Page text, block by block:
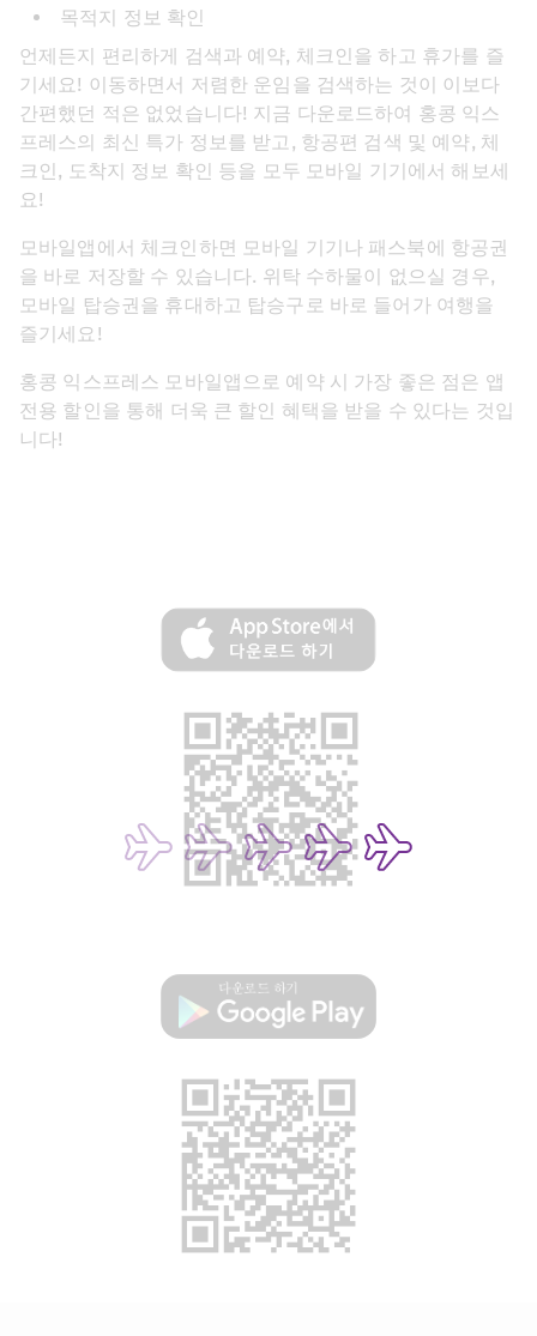
목적지 정보 확인
언제든지 편리하게 검색과 예약, 체크인을 하고 휴가를 즐
기세요! 이동하면서 저렴한 운임을 검색하는 것이 이보다
간편했던 적은 없었습니다! 지금 다운로드하여 홍콩 익스
프레스의 최신 특가 정보를 받고, 항공편 검색 및 예약, 체
크인, 도착지 정보 확인 등을 모두 모바일 기기에서 해보세
요!
모바일앱에서 체크인하면 모바일 기기나 패스북에 항공권
을 바로 저장할 수 있습니다. 위탁 수하물이 없으실 경우,
모바일 탑승권을 휴대하고 탑승구로 바로 들어가 여행을
즐기세요!
홍콩 익스프레스 모바일앱으로 예약 시 가장 좋은 점은 앱
전용 할인을 통해 더욱 큰 할인 혜택을 받을 수 있다는 것입
니다!